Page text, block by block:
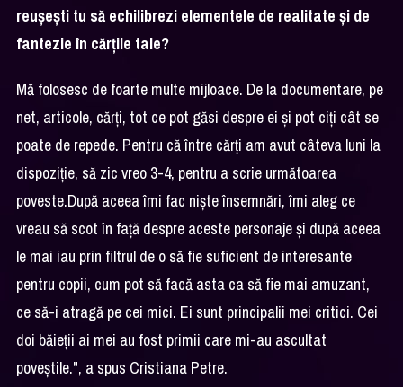
reușești tu să echilibrezi elementele de realitate și de
fantezie în cărțile tale?
Mă folosesc de foarte multe mijloace. De la documentare, pe
net, articole, cărți, tot ce pot găsi despre ei și pot ciți cât se
poate de repede. Pentru că între cărți am avut câteva luni la
dispoziție, să zic vreo 3-4, pentru a scrie următoarea
poveste.După aceea îmi fac niște însemnări, îmi aleg ce
vreau să scot în față despre aceste personaje și după aceea
le mai iau prin filtrul de o să fie suficient de interesante
pentru copii, cum pot să facă asta ca să fie mai amuzant,
ce să-i atragă pe cei mici. Ei sunt principalii mei critici. Cei
doi băieții ai mei au fost primii care mi-au ascultat
poveștile.", a spus Cristiana Petre.